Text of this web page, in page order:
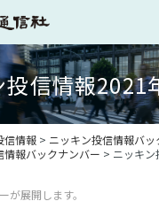
投信情報2021
信情報> ニッキン投信情報バッ
情報バックナンバー > ニッキ